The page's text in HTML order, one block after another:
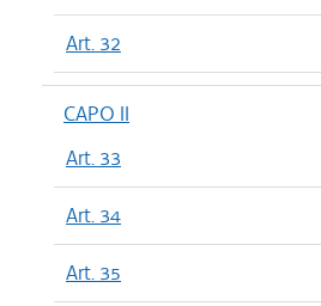
Art. 32
CAPO II
Art. 33
Art. 34
Art. 35